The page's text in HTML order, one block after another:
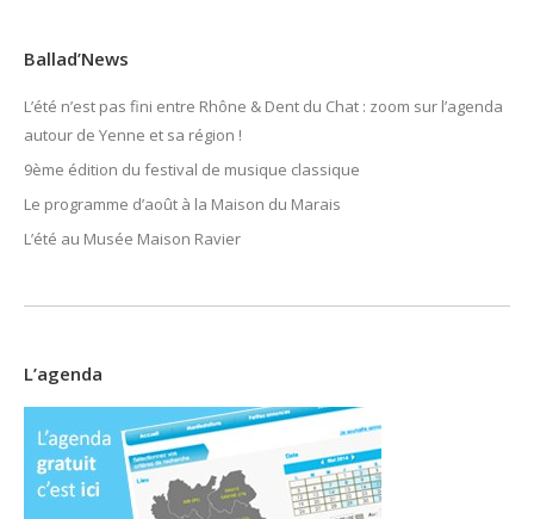
Ballad’News
L’été n’est pas fini entre Rhône & Dent du Chat : zoom sur l’agenda
autour de Yenne et sa région !
9ème édition du festival de musique classique
Le programme d’août à la Maison du Marais
L’été au Musée Maison Ravier
L’agenda